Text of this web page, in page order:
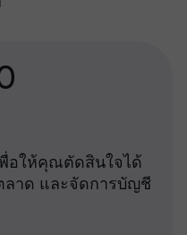
อให้คุณตัดสินใจได้
ลาด และจัดการบัญชี